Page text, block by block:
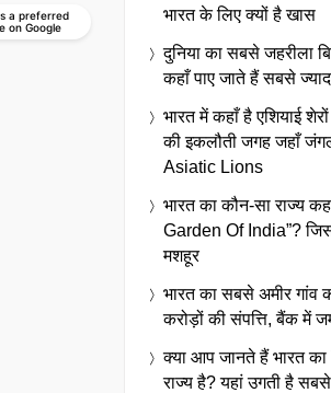
a preferred
on Google
भारत के लिए क्यों है खास
दुनिया का सबसे जहरीला
कहाँ पाए जाते हैं सबसे
भारत में कहाँ है एशियाई
की इकलौती जगह जहाँ
Asiatic Lions
भारत का कौन-सा राज्य
Garden Of India”?
मशहूर
भारत का सबसे अमीर गांव
करोड़ों की संपत्ति, बैंक में
क्या आप जानते हैं भारत
राज्य है? यहां उगती है सबसे